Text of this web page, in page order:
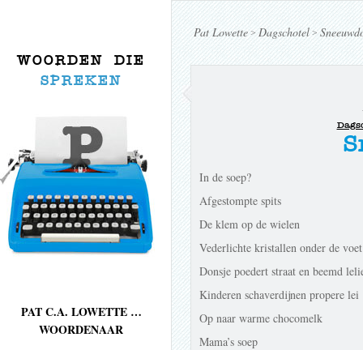
WOORDEN DIE
SPREKEN
PAT C.A. LOWETTE …
WOORDENAAR
Pat Lowette> Dagschotel >
In de soep?
Afgestompte spits
De klem op de wielen
Vederlichte kristallen onder de voet
Donsje poedert straat en beemd
Kinderen schaverdijnen propere lei
Op naar warme chocomelk
Mama’s soep